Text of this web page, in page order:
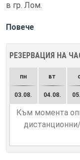
в гр. Лом.
Повече
РЕЗЕРВАЦИЯ НА
пн
03.08.
вт
04.08.
Към момента